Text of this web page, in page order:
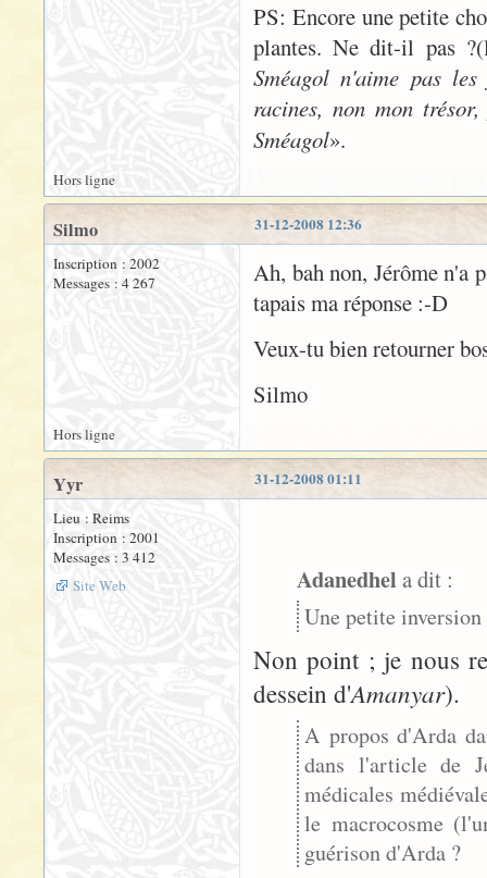
PS: Encore une petite
plantes. Ne dit-il pas
Sméagol n'aime pas
racines, non mon
Sméagol».
Hors ligne
31-12-2008 12:36
Silmo
Inscription : 2002
Messages : 4 267
Ah, bah non, Jérôme n'a
tapais ma réponse :-D
Veux-tu bien retourner
Silmo
Hors ligne
31-12-2008 01:11
Yyr
Lieu : Reims
Inscription : 2001
Messages : 3 412
Site Web
Adanedhel a dit :
Une petite
Non point ; je nous
dessein d'Amanyar).
A propos d'Arda
dans l'article de
médicales
le macrocosme
guérison d'Arda ?